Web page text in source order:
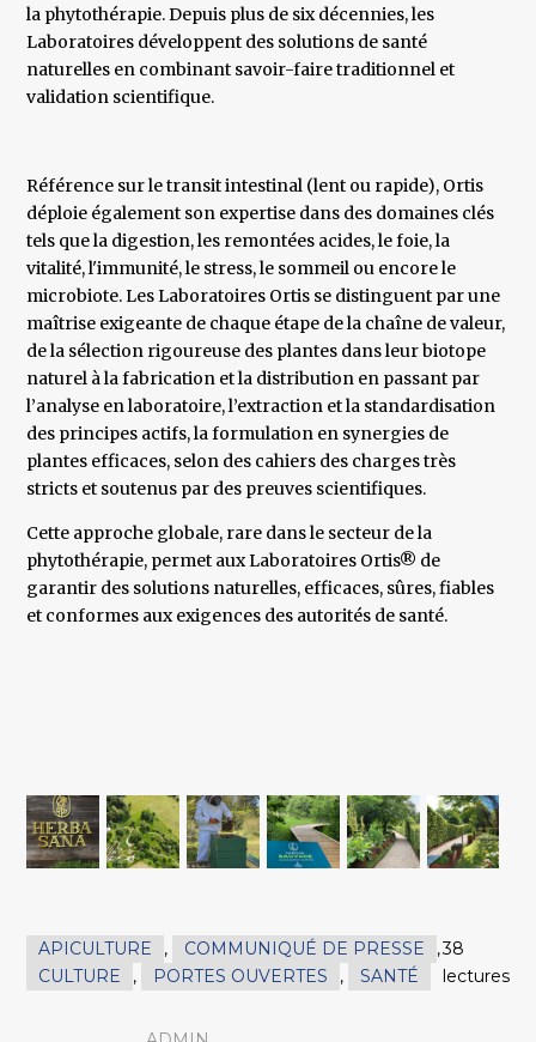
la phytothérapie. Depuis plus de six décennies, les
Laboratoires développent des solutions de santé
naturelles en combinant savoir-faire traditionnel et
validation scientifique.
Référence sur le transit intestinal (lent ou rapide), Ortis
déploie également son expertise dans des domaines clés
tels que la digestion, les remontées acides, le foie, la
vitalité, l'immunité, le stress, le sommeil ou encore le
microbiote. Les Laboratoires Ortis se distinguent par une
maîtrise exigeante de chaque étape de la chaîne de valeur,
de la sélection rigoureuse des plantes dans leur biotope
naturel à la fabrication et la distribution en passant par
l’analyse en laboratoire, l’extraction et la standardisation
des principes actifs, la formulation en synergies de
plantes efficaces, selon des cahiers des charges très
stricts et soutenus par des preuves scientifiques.
Cette approche globale, rare dans le secteur de la
phytothérapie, permet aux Laboratoires Ortis® de
garantir des solutions naturelles, efficaces, sûres, fiables
et conformes aux exigences des autorités de santé.
APICULTURE , COMMUNIQUÉ DE PRESSE
,
CULTURE
, PORTES OUVERTES , SANTÉ
38
lectures